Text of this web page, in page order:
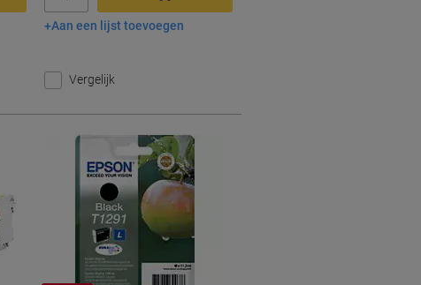
In winkelwagen
Aan een lijst toevoegen
Vergelijk